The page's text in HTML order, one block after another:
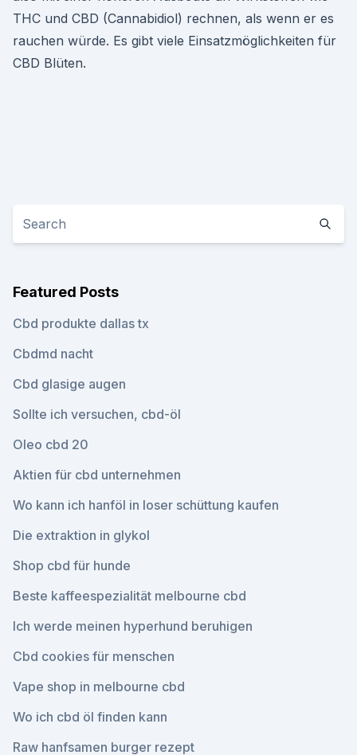
THC und CBD (Cannabidiol) rechnen, als wenn er es
rauchen würde. Es gibt viele Einsatzmöglichkeiten für
CBD Blüten.
Featured Posts
Cbd produkte dallas tx
Cbdmd nacht
Cbd glasige augen
Sollte ich versuchen, cbd-öl
Oleo cbd 20
Aktien für cbd unternehmen
Wo kann ich hanföl in loser schüttung kaufen
Die extraktion in glykol
Shop cbd für hunde
Beste kaffeespezialität melbourne cbd
Ich werde meinen hyperhund beruhigen
Cbd cookies für menschen
Vape shop in melbourne cbd
Wo ich cbd öl finden kann
Raw hanfsamen burger rezept